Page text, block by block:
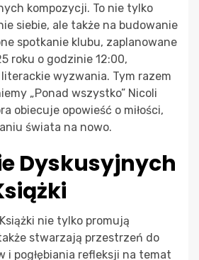
kompozycji. To nie tylko
siebie, ale także na budowanie
spotkanie klubu, zaplanowane
roku o godzinie 12:00,
wyzwania. Tym razem
„Ponad wszystko” Nicoli
obiecuje opowieść o miłości,
świata na nowo.
Dyskusyjnych
nie tylko promują
stwarzają przestrzeń do
i pogłębiania refleksji na temat